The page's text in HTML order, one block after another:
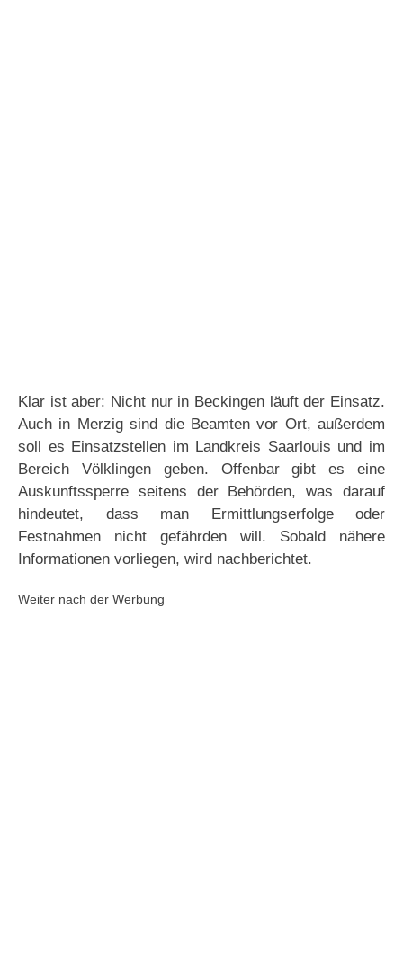
Klar ist aber: Nicht nur in Beckingen läuft der Einsatz.
Auch in Merzig sind die Beamten vor Ort, außerdem
soll es Einsatzstellen im Landkreis Saarlouis und im
Bereich Völklingen geben. Offenbar gibt es eine
Auskunftssperre seitens der Behörden, was darauf
hindeutet, dass man Ermittlungserfolge oder
Festnahmen nicht gefährden will. Sobald nähere
Informationen vorliegen, wird nachberichtet.
Weiter nach der Werbung